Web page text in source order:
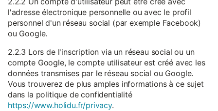
l'adresse électronique personnelle ou avec le profil
personnel d'un réseau social (par exemple Facebook)
ou Google.
2.2.3 Lors de l'inscription via un réseau social ou un
compte Google, le compte utilisateur est créé avec les
données transmises par le réseau social ou Google.
Vous trouverez de plus amples informations à ce sujet
dans la politique de confidentialité
https://www.holidu.fr/privacy.